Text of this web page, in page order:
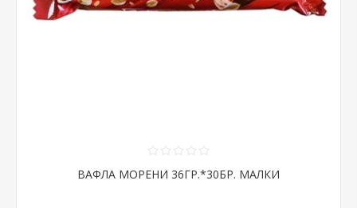
ВАФЛА МОРЕНИ 36ГР.*30БР. МАЛКИ